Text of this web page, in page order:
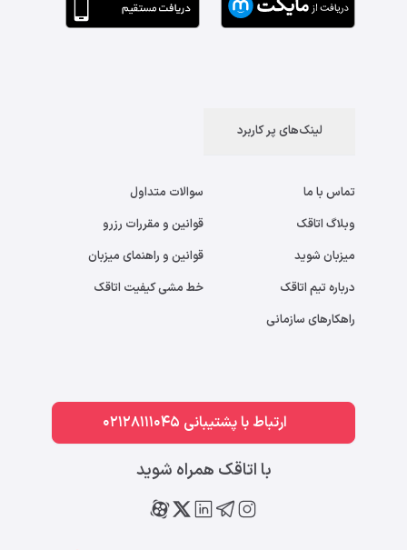
لینک‌های پر کاربرد
تماس با ما
وبلاگ اتاقک
میزبان شوید
درباره تیم اتاقک
راهکارهای سازمانی
سوالات متداول
قوانین و مقررات رزرو
قوانین و راهنمای میزبان
خط مشی کیفیت اتاقک
ارتباط با پشتیبانی 02128111045
با اتاقک همراه شوید